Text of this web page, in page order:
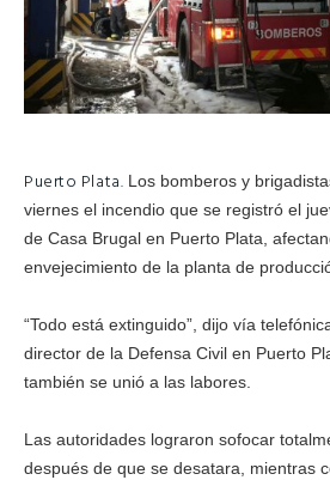
Puerto Plata. Los bomberos y
viernes el incendio que se registró el
de Casa Brugal en Puerto Plata,
envejecimiento de la planta de
“Todo está extinguido”, dijo vía
director de la Defensa Civil en Puerto
también se unió a las labores.
Las autoridades lograron sofocar
después de que se desatara, mientras